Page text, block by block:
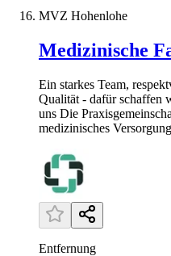
MVZ Hohenlohe
Medizinische
Ein starkes Team,
Qualität - dafür schaffen
uns Die
medizinisches
Entfernung